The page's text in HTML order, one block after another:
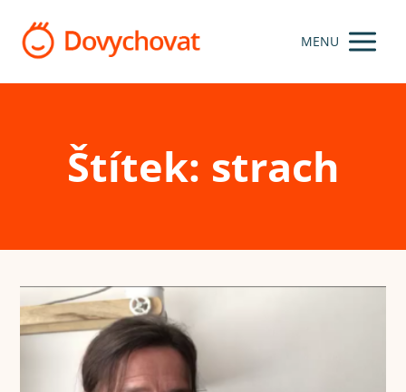
MENU
Štítek: strach